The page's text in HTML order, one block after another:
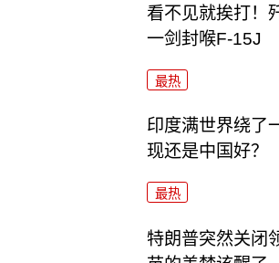
看不见就挨打！
一剑封喉F-15J
最热
印度满世界绕了
现还是中国好？
最热
特朗普突然关闭